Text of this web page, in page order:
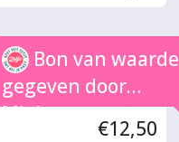
Bon van waarde
gegeven door
Mieke zwannos
€12,50